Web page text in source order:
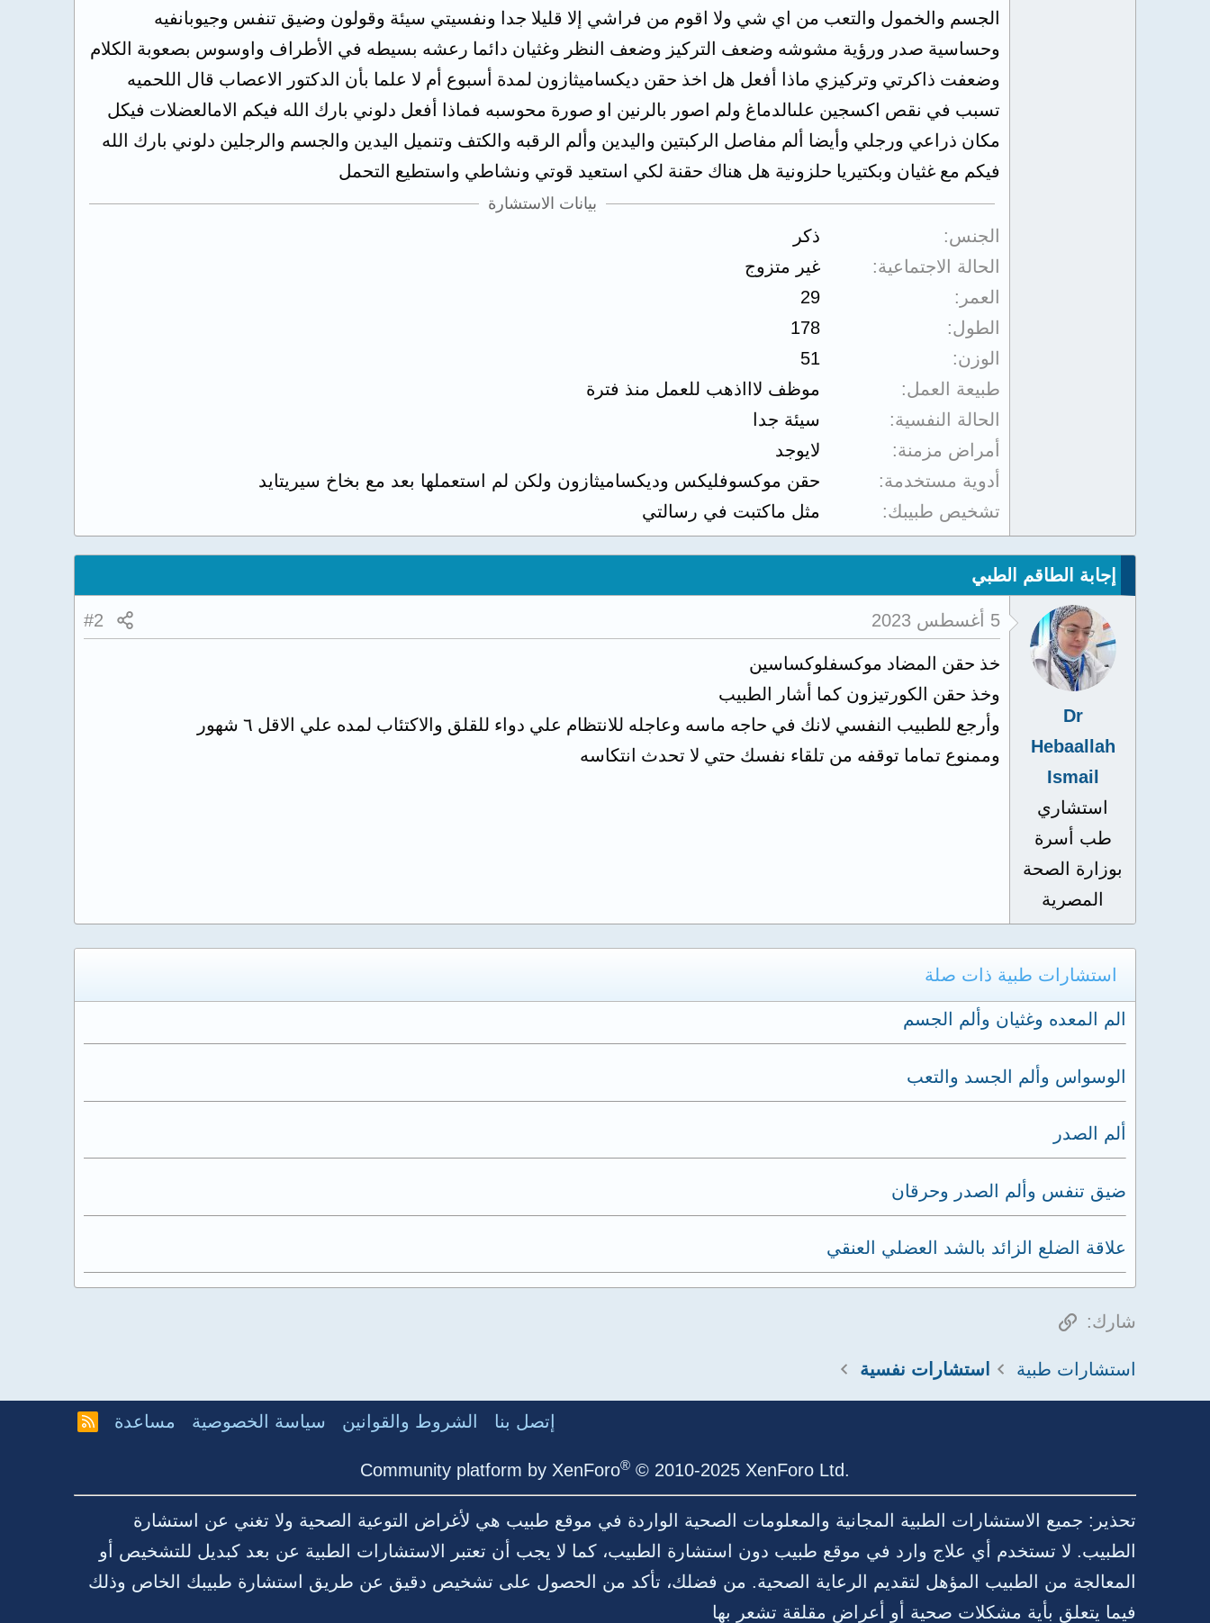
الجسم والخمول والتعب من اي شي ولا اقوم من فراشي إلا قليلا جدا ونفسيتي سيئة وقولون وضيق تنفس وجيوبانفيه
وحساسية صدر ورؤية مشوشه وضعف التركيز وضعف النظر وغثيان دائما رعشه بسيطه في الأطراف واوسوس بصعوبة الكلام
وضعفت ذاكرتي وتركيزي ماذا أفعل هل اخذ حقن ديكساميثازون لمدة أسبوع أم لا علما بأن الدكتور الاعصاب قال اللحميه
تسبب في نقص اكسجين علىالدماغ ولم اصور بالرنين او صورة محوسبه فماذا أفعل دلوني بارك الله فيكم الامالعضلات فيكل
مكان ذراعي ورجلي وأيضا ألم مفاصل الركبتين واليدين وألم الرقبه والكتف وتنميل اليدين والجسم والرجلين دلوني بارك الله
فيكم مع غثيان وبكتيريا حلزونية هل هناك حقنة لكي استعيد قوتي ونشاطي واستطيع التحمل
بيانات الاستشارة
الجنس
ذكر
الحالة الاجتماعية
غير متزوج
العمر
29
الطول
178
الوزن
51
طبيعة العمل
موظف لاااذهب للعمل منذ فترة
الحالة النفسية
سيئة جدا
أمراض مزمنة
لايوجد
أدوية مستخدمة
حقن موكسوفليكس وديكساميثازون ولكن لم استعملها بعد مع بخاخ سيريتايد
تشخيص طبيبك
مثل ماكتبت في رسالتي
إجابة الطاقم الطبي
Dr
Hebaallah
Ismail
استشاري
طب أسرة
بوزارة الصحة
المصرية
5 أغسطس 2023 #2
خذ حقن المضاد موكسفلوكساسين
وخذ حقن الكورتيزون كما أشار الطبيب
وأرجع للطبيب النفسي لانك في حاجه ماسه وعاجله للانتظام علي دواء للقلق والاكتئاب لمده علي الاقل ٦ شهور
وممنوع تماما توقفه من تلقاء نفسك حتي لا تحدث انتكاسه
استشارات طبية ذات صلة
الم المعده وغثيان وألم الجسم
الوسواس وألم الجسد والتعب
ألم الصدر
ضيق تنفس وألم الصدر وحرقان
علاقة الضلع الزائد بالشد العضلي العنقي
شارك: الرابط
استشارات طبية استشارات نفسية
إتصل بنا الشروط والقوانين سياسة الخصوصية مساعدة
Community platform by XenForo® © 2010-2025 XenForo Ltd.
تحذير: جميع الاستشارات الطبية المجانية والمعلومات الصحية الواردة في موقع طبيب هي لأغراض التوعية الصحية ولا تغني عن استشارة
الطبيب. لا تستخدم أي علاج وارد في موقع طبيب دون استشارة الطبيب، كما لا يجب أن تعتبر الاستشارات الطبية عن بعد كبديل للتشخيص أو
المعالجة من الطبيب المؤهل لتقديم الرعاية الصحية. من فضلك، تأكد من الحصول على تشخيص دقيق عن طريق استشارة طبيبك الخاص وذلك
فيما يتعلق بأية مشكلات صحية أو أعراض مقلقة تشعر بها